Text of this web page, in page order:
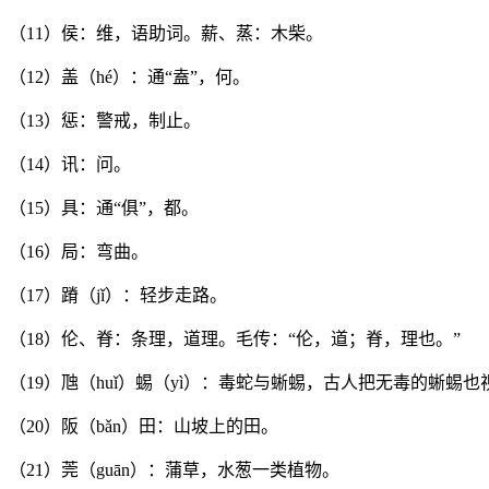
（11）侯：维，语助词。薪、蒸：木柴。
（12）盖（hé）：通“盍”，何。
（13）惩：警戒，制止。
（14）讯：问。
（15）具：通“俱”，都。
（16）局：弯曲。
（17）蹐（jǐ）：轻步走路。
（18）伦、脊：条理，道理。毛传：“伦，道；脊，理也。”
（19）虺（huǐ）蜴（yì）：毒蛇与蜥蜴，古人把无毒的蜥蜴也
（20）阪（bǎn）田：山坡上的田。
（21）莞（guān）：蒲草，水葱一类植物。